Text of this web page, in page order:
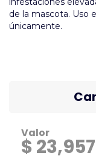
de la mascota. Uso
únicamente.
Valor
$ 23,957